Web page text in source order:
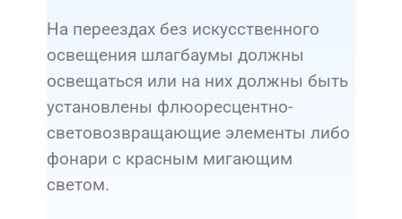
На переездах без искусственного
освещения шлагбаумы должны
освещаться или на них должны быть
установлены флюоресцентно-
световозвращающие элементы либо
фонари с красным мигающим
светом.